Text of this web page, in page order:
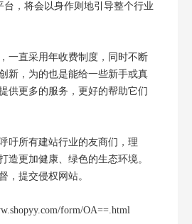
台，将会以身作则地引导整个行业
一直采用年收费制度，同时不断
新，为的也是能给一些新手或真
供更多的服务，更好的帮助它们
吁所有建站行业的友商们，理
造更加健康、绿色的生态环境。
，提交侵权网站。
form/OA==.html